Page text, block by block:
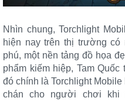
Nhìn chung, Torchlight
hiện nay trên thị trường
phú, một nền tảng đồ họa
phẩm kiếm hiệp, Tam
đó chính là Torchlight
chán cho người chơi khi